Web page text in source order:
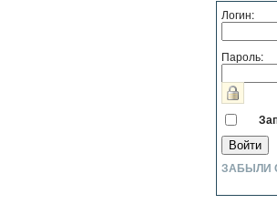
Логин:
Пароль:
ЗАБЫЛИ